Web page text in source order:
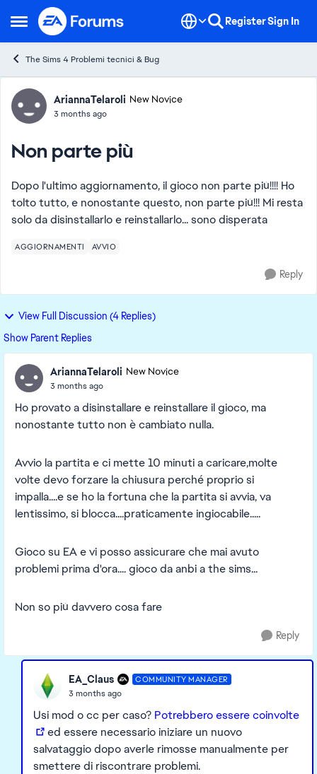
Open Side Menu
Skip to content RegisterSign In
The Sims 4 Problemi tecnici & Bug
Forum Discussion
AriannaTelaroli New Novice
3 months ago
Non parte più
Dopo l'ultimo aggiornamento, il gioco non parte più!!!! Ho
tolto tutto, e nonostante questo, non parte più!!! Mi resta
solo da disinstallarlo e reinstallarlo... sono disperata
AGGIORNAMENTI AVVIO
Reply
View Full Discussion (4 Replies)
Show Parent Replies
AriannaTelaroli New Novice
3 months ago
Ho provato a disinstallare e reinstallare il gioco, ma
nonostante tutto non è cambiato nulla.
Avvio la partita e ci mette 10 minuti a caricare,molte
volte devo forzare la chiusura perché proprio si
impalla....e se ho la fortuna che la partita si avvia, va
lentissimo, si blocca....praticamente ingiocabile.....
Gioco su EA e vi posso assicurare che mai avuto
problemi prima d'ora.... gioco da anbi a the sims...
Non so più davvero cosa fare
Reply
EA_Claus COMMUNITY MANAGER
3 months ago
Usi mod o cc per caso? Potrebbero essere coinvolte
ed essere necessario iniziare un nuovo
salvataggio dopo averle rimosse manualmente per
smettere di riscontrare problemi.